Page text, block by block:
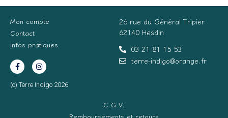
Mon compte
Contact
Infos pratiques
(c) Terre Indigo 2026
26 rue du Général Tripier
62140 Hesdin
03 21 81 15 53
terre-indigo@orange.fr
C.G.V.